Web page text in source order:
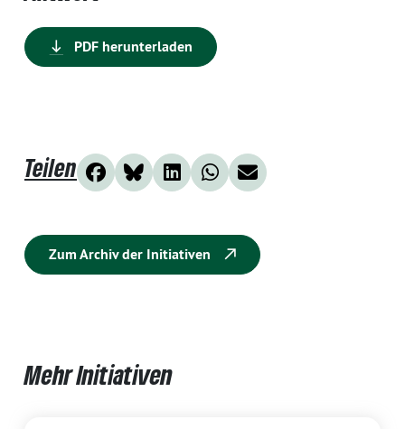
PDF herunterladen
Teilen
Zum Archiv der Initiativen
Mehr Initiativen